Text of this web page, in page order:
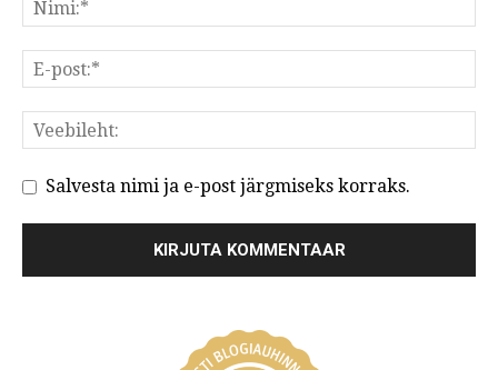
Salvesta nimi ja e-post järgmiseks korraks.